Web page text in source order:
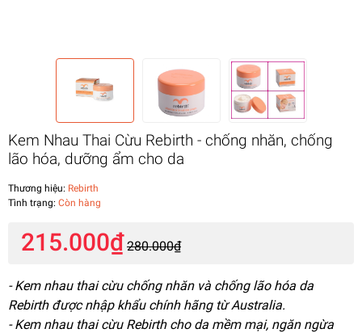
Kem Nhau Thai Cừu Rebirth - chống nhăn, chống
lão hóa, dưỡng ẩm cho da
Thương hiệu: Rebirth
Tình trạng: Còn hàng
215.000₫ 280.000₫
- Kem nhau thai cừu chống nhăn và chống lão hóa da
Rebirth được nhập khẩu chính hãng từ Australia.
- Kem nhau thai cừu Rebirth cho da mềm mại, ngăn ngừa